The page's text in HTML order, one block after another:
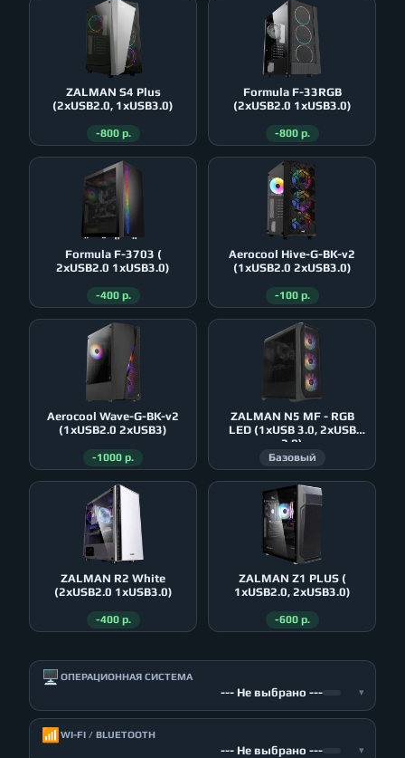
ZALMAN S4 Plus
(2xUSB2.0, 1xUSB3.0)
-800 р.
Formula F-33RGB
(2xUSB2.0 1xUSB3.0)
-800 р.
Formula F-3703 (
2xUSB2.0 1xUSB3.0)
-400 р.
Aerocool Hive-G-BK-v2
(1xUSB2.0 2xUSB3.0)
-100 р.
Aerocool Wave-G-BK-v2
(1xUSB2.0 2xUSB3)
-1000 р.
ZALMAN N5 MF - RGB
LED (1xUSB 3.0, 2xUSB
2.0)
Базовый
ZALMAN R2 White
(2xUSB2.0 1xUSB3.0)
-400 р.
ZALMAN Z1 PLUS (
1xUSB2.0, 2xUSB3.0)
-600 р.
🖥️ ОПЕРАЦИОННАЯ СИСТЕМА
--- Не выбрано --- ▾
📶 WI-FI / BLUETOOTH
--- Не выбрано --- ▾